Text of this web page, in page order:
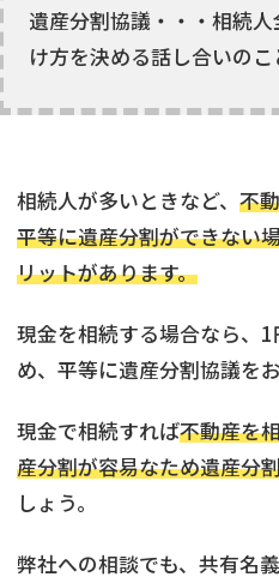
遺産分割協議・・・相続
け方を決める話し合いのこ
相続人が多いときなど、 不
平等に遺産分割ができない
リットがあります。
現金を相続する場合なら、
め、平等に遺産分割協議をお
現金で相続すれば不動産を
産分割が容易なため遺産分
しょう。
弊社への相談でも、共有名